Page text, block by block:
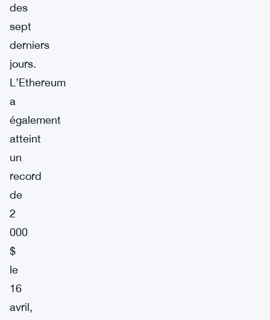
des
sept
derniers
jours.
L’Ethereum
a
également
atteint
un
record
de
2
000
$
le
16
avril,